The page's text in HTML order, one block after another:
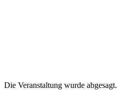
Die Veranstaltung wurde abgesagt.